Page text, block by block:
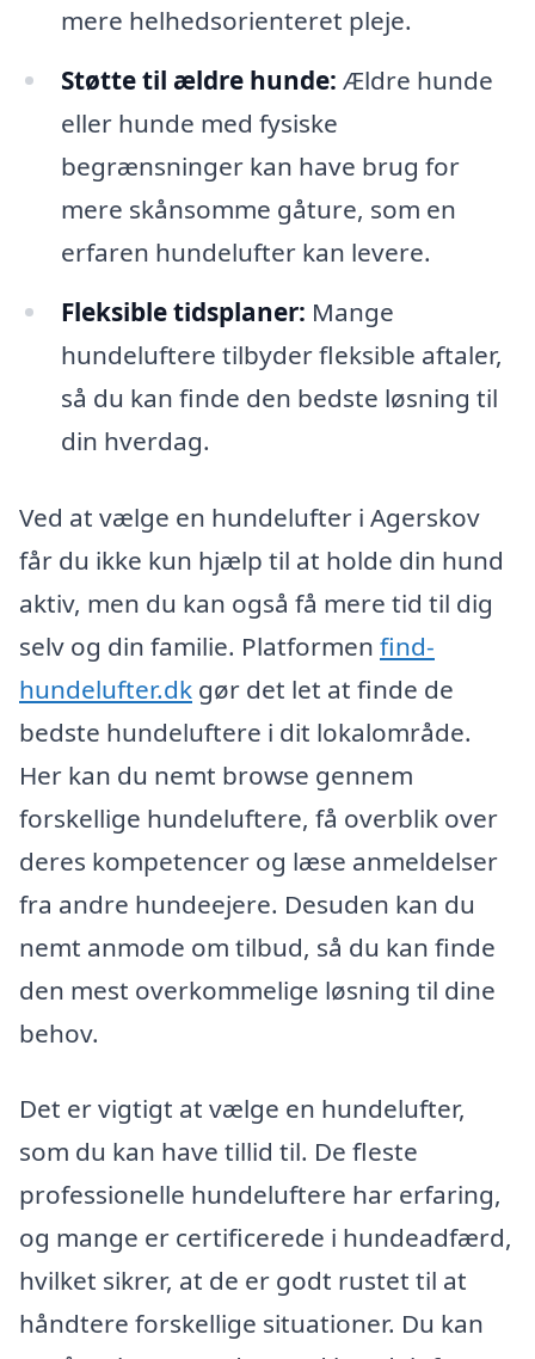
mere helhedsorienteret pleje.
Støtte til ældre hunde: Ældre hunde
eller hunde med fysiske
begrænsninger kan have brug for
mere skånsomme gåture, som en
erfaren hundelufter kan levere.
Fleksible tidsplaner: Mange
hundeluftere tilbyder fleksible aftaler,
så du kan finde den bedste løsning til
din hverdag.
Ved at vælge en hundelufter i Agerskov
får du ikke kun hjælp til at holde din hund
aktiv, men du kan også få mere tid til dig
selv og din familie. Platformen find-
hundelufter.dk gør det let at finde de
bedste hundeluftere i dit lokalområde.
Her kan du nemt browse gennem
forskellige hundeluftere, få overblik over
deres kompetencer og læse anmeldelser
fra andre hundeejere. Desuden kan du
nemt anmode om tilbud, så du kan finde
den mest overkommelige løsning til dine
behov.
Det er vigtigt at vælge en hundelufter,
som du kan have tillid til. De fleste
professionelle hundeluftere har erfaring,
og mange er certificerede i hundeadfærd,
hvilket sikrer, at de er godt rustet til at
håndtere forskellige situationer. Du kan